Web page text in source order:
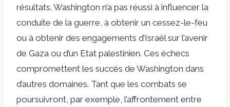
résultats. Washington n’a pas réussi à influencer la
conduite de la guerre, à obtenir un cessez-le-feu
ou à obtenir des engagements d’Israël sur l’avenir
de Gaza ou d’un Etat palestinien. Ces échecs
compromettent les succès de Washington dans
d’autres domaines. Tant que les combats se
poursuivront, par exemple, l’affrontement entre